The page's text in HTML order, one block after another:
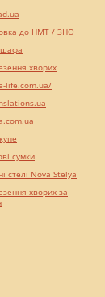
до НМТ / ЗНО
хворих
life.com.ua/
сумки
стелі Nova Stelya
хворих за